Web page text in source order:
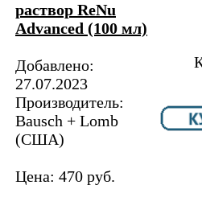
раствор ReNu
Advanced (100 мл)
Добавлено:
27.07.2023
Производитель:
Bausch + Lomb
(США)
Цена: 470 руб.